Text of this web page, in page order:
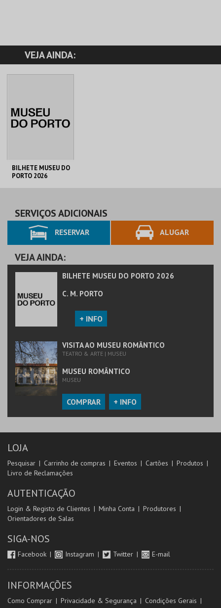
VEJA AINDA:
BILHETE MUSEU DO
PORTO 2026
AQUISIÇÃO
MAIS INFO
COMPRAR
SERVIÇOS ADICIONAIS
RESERVAR ALUGAR
VEJA AINDA:
BILHETE MUSEU DO PORTO 2026
C. M. PORTO
+ INFO
VISITA AO MUSEU ROMÂNTICO
TEATRO & ARTE | MUSEU
MUSEU ROMÂNTICO
MUSEU
COMPRAR + INFO
LOJA
Pesquisar Carrinho de compras Eventos Cartões
Produtos
Livro de Reclamações
AUTENTICAÇÃO
Login & Registo de Clientes Minha Conta
Produtores
Orientadores de Salas
SIGA-NOS
Facebook Instagram Twitter E-mail
INFORMAÇÕES
Como Comprar Privacidade & Segurança
Condições Gerais